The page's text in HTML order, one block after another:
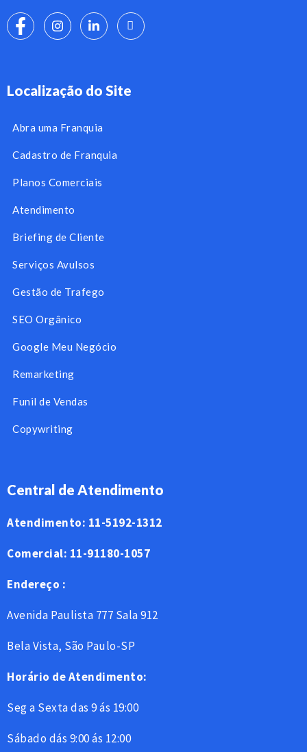
Localização do Site
Abra uma Franquia
Cadastro de Franquia
Planos Comerciais
Atendimento
Briefing de Cliente
Serviços Avulsos
Gestão de Trafego
SEO Orgânico
Google Meu Negócio
Remarketing
Funil de Vendas
Copywriting
Central de Atendimento
Atendimento: 11-5192-1312
Comercial: 11-91180-1057
Endereço :
Avenida Paulista 777 Sala 912
Bela Vista, São Paulo-SP
Horário de Atendimento:
Seg a Sexta das 9 ás 19:00
Sábado dás 9:00 ás 12:00